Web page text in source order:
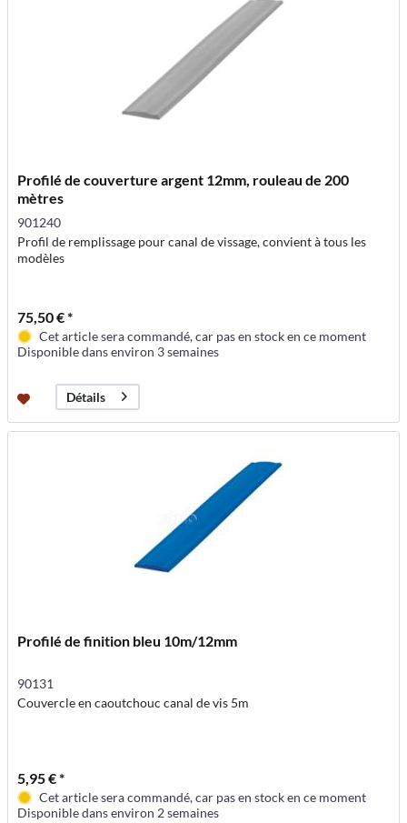
Profilé de couverture argent 12mm, rouleau de 200
mètres
901240
Profil de remplissage pour canal de vissage, convient à tous les
modèles
75,50 € *
Cet article sera commandé, car pas en stock en ce moment
Disponible dans environ 3 semaines
Détails
Profilé de finition bleu 10m/12mm
90131
Couvercle en caoutchouc canal de vis 5m
5,95 € *
Cet article sera commandé, car pas en stock en ce moment
Disponible dans environ 2 semaines